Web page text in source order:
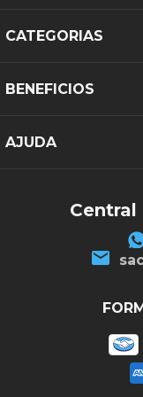
CATEGORIAS
BENEFICIOS
AJUDA